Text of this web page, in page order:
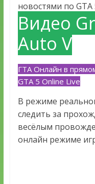
новостями по GTA
Видео
Auto V
ГТА Онлайн в
GTA 5 Online Live
В режиме
следить за
весёлым
онлайн режиме